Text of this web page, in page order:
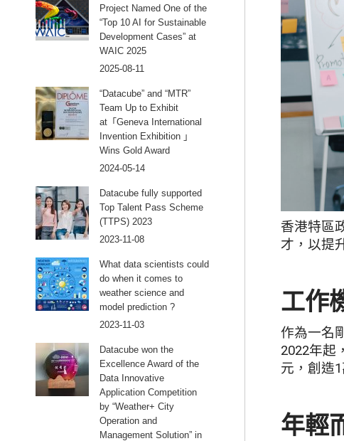
香港特區
才，以提
工作
作為一名
2022年起
元，創造
年輕
Project Named One of the
“Top 10 AI for Sustainable
Development Cases” at
WAIC 2025
2025-08-11
“Datacube” and “MTR”
Team Up to Exhibit
at「Geneva International
Invention Exhibition 」
Wins Gold Award
2024-05-14
Datacube fully supported
Top Talent Pass Scheme
(TTPS) 2023
2023-11-08
What data scientists could
do when it comes to
weather science and
model prediction ?
2023-11-03
Datacube won the
Excellence Award of the
Data Innovative
Application Competition
by “Weather+ City
Operation and
Management Solution” in